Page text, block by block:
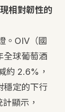
相對韌性的
。OIV（國
全球葡萄酒
約 2.6%，
穩定的下行
顯示，